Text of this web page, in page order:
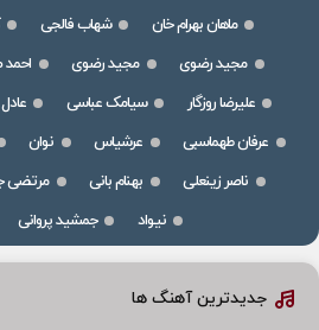
ماهان بهرام خان
شهاب فالجی
مجید رضوی
مجید رضوی
علیرضا روزگار
سیامک عباسی
عرفان طهماسبی
عرشیاس نوان
ناصر زینعلی
بهنام بانی مرتضی
نیواد
جمشید پروانی
جدیدترین آهنگ ها